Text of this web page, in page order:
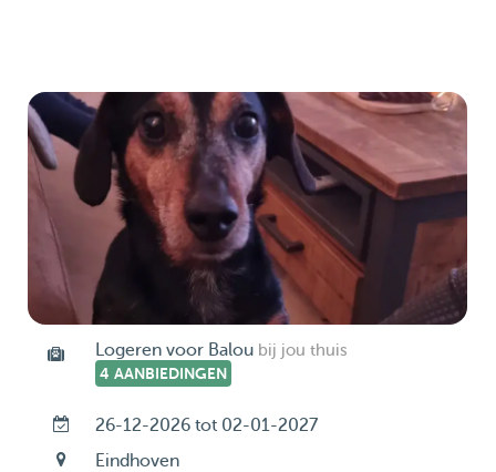
Logeren voor Balou bij jou thuis
4 AANBIEDINGEN
26-12-2026 tot 02-01-2027
Eindhoven